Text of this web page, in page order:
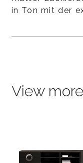
in Ton mit der
View more